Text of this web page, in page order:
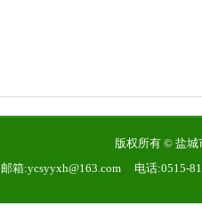
版权所有 © 盐
邮箱:ycsyyxh@163.com 电话:0515-